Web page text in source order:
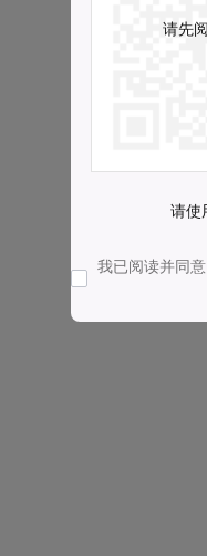
请先
请使
我已阅读并同意